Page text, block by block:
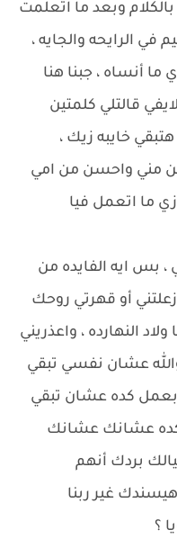
وبعد ما اتعلمت
الرايحه والجايه ،
أنساه ، جبنا هنا
قالتلي كلمتين
خايبه زيك ،
مني واحسن من امي
ما اتعمل فيا
، بس ايه الفايده من
أو قهرتي روحك
النهارده ، واعذريني
عشان نفسي تبقي
بعمل كده عشان تبقي
كده عشانك عشانك
بردك أنهم
غير ربنا
؟